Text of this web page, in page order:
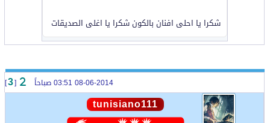
شكرا يا احلى افنان بالكون شكرا يا اغلى الصديقات
[
3
]
tunisiano111